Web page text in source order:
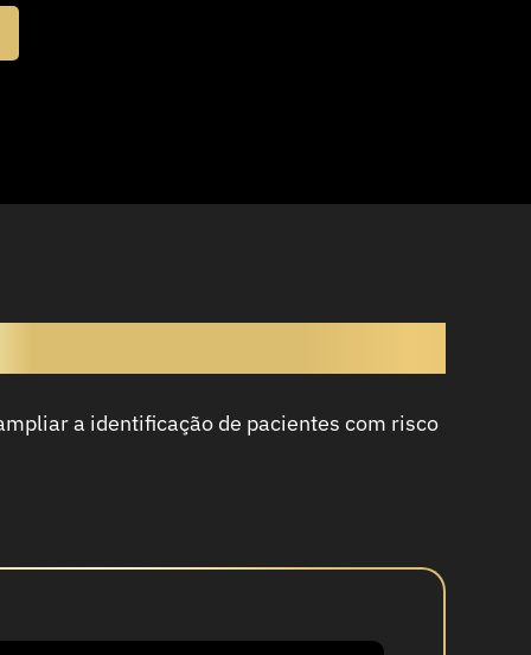
a identificação de pacientes com risco